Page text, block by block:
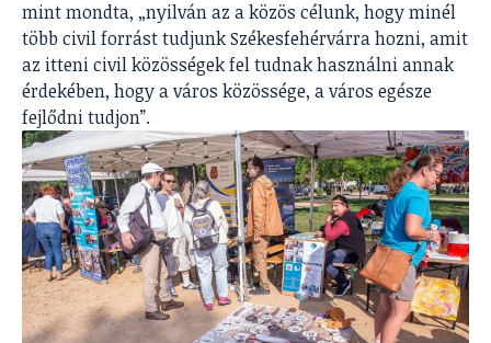
mint mondta, „nyilván az a közös célunk, hogy minél
több civil forrást tudjunk Székesfehérvárra hozni, amit
az itteni civil közösségek fel tudnak használni annak
érdekében, hogy a város közössége, a város egésze
fejlődni tudjon”.